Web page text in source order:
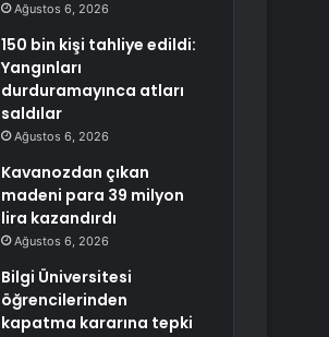
Ağustos 6, 2026
150 bin kişi tahliye edildi:
Yangınları
durduramayınca atları
saldılar
Ağustos 6, 2026
Kavanozdan çıkan
madeni para 39 milyon
lira kazandırdı
Ağustos 6, 2026
Bilgi Üniversitesi
öğrencilerinden
kapatma kararına tepki